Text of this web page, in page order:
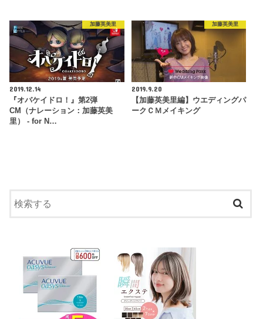
加藤英美里
2019.12.14
『オバケイドロ！』第2弾
CM（ナレーション：加藤英美
里） - for N…
加藤英美里
2019.9.20
【加藤英美里編】ウエディングパ
ークＣＭメイキング